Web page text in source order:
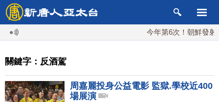
今年第6次！朝鮮發射
關鍵字：反酒駕
周嘉麗投身公益電影 監獄.學校近400
場展演